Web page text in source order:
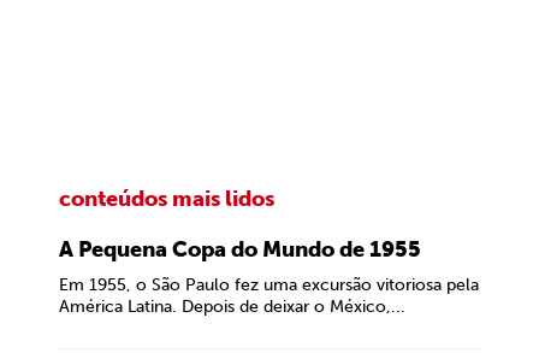
conteúdos mais lidos
A Pequena Copa do Mundo de 1955
Em 1955, o São Paulo fez uma excursão vitoriosa pela
América Latina. Depois de deixar o México,...